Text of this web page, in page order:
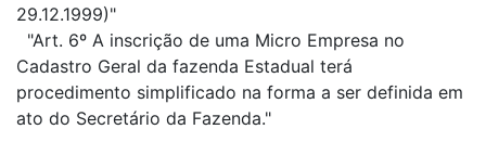
29.12.1999)"
"Art. 6º A inscrição de uma Micro Empresa no
Cadastro Geral da fazenda Estadual terá
procedimento simplificado na forma a ser definida em
ato do Secretário da Fazenda."